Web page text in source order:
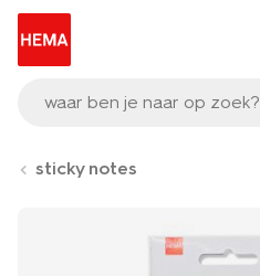
waar ben je naar op zoek?
sticky notes